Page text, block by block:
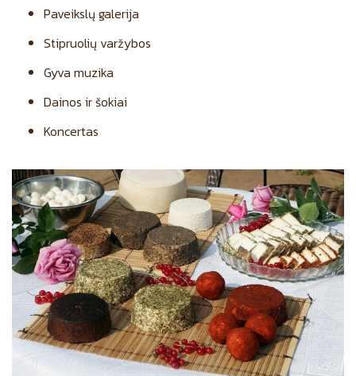
Paveikslų galerija
Stipruolių varžybos
Gyva muzika
Dainos ir šokiai
Koncertas